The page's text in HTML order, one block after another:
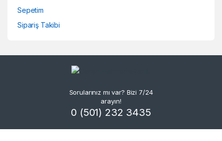
Sepetim
Sipariş Takibi
Sorularınız mı var? Bizi 7/24
arayın!
0 (501) 232 3435